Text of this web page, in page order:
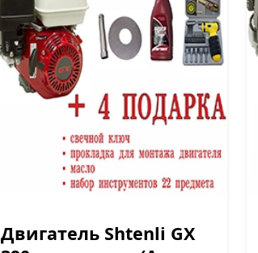
Двигатель Shtenli GX